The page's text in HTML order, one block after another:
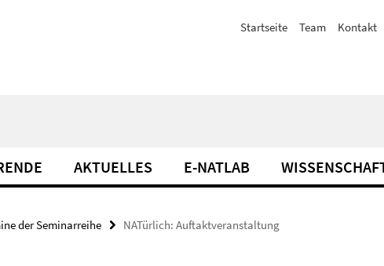
Startseite Team Kontakt
AKTUELLES E-NATLAB
der Seminarreihe NATürlich: Auftaktveranstaltung